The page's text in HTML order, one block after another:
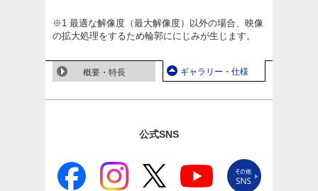
※1 最適な解像度（最大解像度）以外の場合、映像
の拡大処理をするため輪郭ににじみが生じます。
概要・特長 ギャラリー・仕様
公式SNS